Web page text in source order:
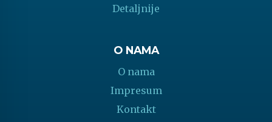
Detaljnije
O NAMA
O nama
Impresum
Kontakt